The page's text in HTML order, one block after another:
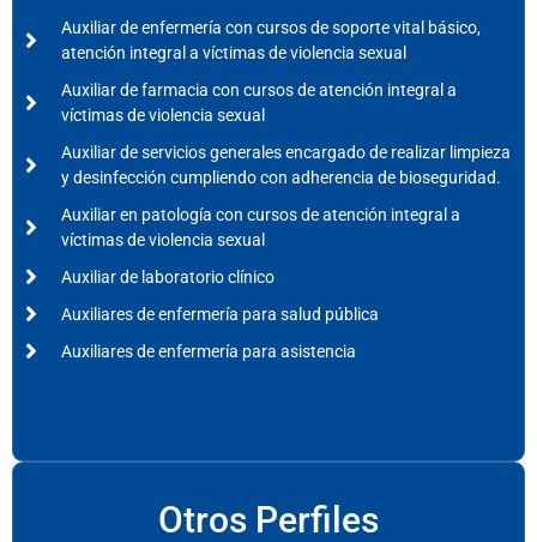
Auxiliar de enfermería con cursos de soporte vital básico,
atención integral a víctimas de violencia sexual
Auxiliar de farmacia con cursos de atención integral a
víctimas de violencia sexual
Auxiliar de servicios generales encargado de realizar limpieza
y desinfección cumpliendo con adherencia de bioseguridad.
Auxiliar en patología con cursos de atención integral a
víctimas de violencia sexual
Auxiliar de laboratorio clínico
Auxiliares de enfermería para salud pública
Auxiliares de enfermería para asistencia
Otros Perfiles